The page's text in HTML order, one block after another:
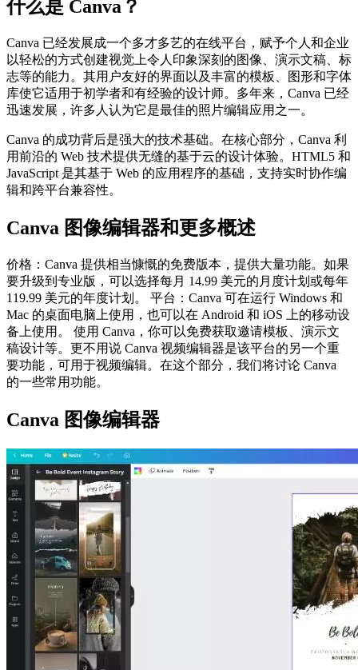
什么是 Canva？
Canva 已经发展成一个多才多艺的在线平台，赋予个人和企业
以轻松的方式创建视觉上令人印象深刻的图像、演示文稿、标
志等的能力。其用户友好的界面以及丰富的模板、图形和字体
库使它适用于初学者和有经验的设计师。多年来，Canva 已经
迅速发展，许多人认为它是最佳的照片编辑应用之一。
Canva 的成功背后是强大的技术基础。在核心部分，Canva 利
用前沿的 Web 技术提供无缝的基于云的设计体验。HTML5 和
JavaScript 是其基于 Web 的应用程序的基础，支持实时协作编
辑和跨平台兼容性。
Canva 图像编辑器和更多概述
价格：Canva 提供相当慷慨的免费版本，提供大量功能。如果
要升级到专业版，可以选择每月 14.99 美元的月度计划或每年
119.99 美元的年度计划。 平台：Canva 可在运行 Windows 和
Mac 的桌面电脑上使用，也可以在 Android 和 iOS 上的移动设
备上使用。 使用 Canva，你可以免费获取邀请模板、演示文
稿设计等。更不用说 Canva 视频编辑器是该平台的另一个重
要功能，可用于视频编辑。在这个部分，我们将讨论 Canva
的一些常用功能。
Canva 图像编辑器